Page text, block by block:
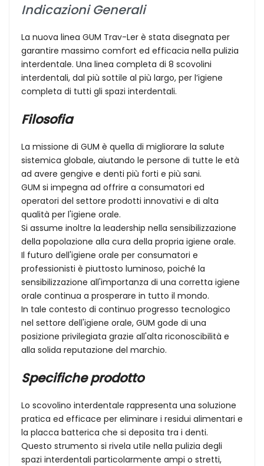
Indicazioni Generali
La nuova linea GUM Trav-Ler è stata disegnata per
garantire massimo comfort ed efficacia nella pulizia
interdentale. Una linea completa di 8 scovolini
interdentali, dal più sottile al più largo, per l’igiene
completa di tutti gli spazi interdentali.
Filosofia
La missione di GUM è quella di migliorare la salute
sistemica globale, aiutando le persone di tutte le età
ad avere gengive e denti più forti e più sani.
GUM si impegna ad offrire a consumatori ed
operatori del settore prodotti innovativi e di alta
qualità per l'igiene orale.
Si assume inoltre la leadership nella sensibilizzazione
della popolazione alla cura della propria igiene orale.
Il futuro dell'igiene orale per consumatori e
professionisti è piuttosto luminoso, poiché la
sensibilizzazione all'importanza di una corretta igiene
orale continua a prosperare in tutto il mondo.
In tale contesto di continuo progresso tecnologico
nel settore dell'igiene orale, GUM gode di una
posizione privilegiata grazie all'alta riconoscibilità e
alla solida reputazione del marchio.
Specifiche prodotto
Lo scovolino interdentale rappresenta una soluzione
pratica ed efficace per eliminare i residui alimentari e
la placca batterica che si deposita tra i denti.
Questo strumento si rivela utile nella pulizia degli
spazi interdentali particolarmente ampi o stretti,